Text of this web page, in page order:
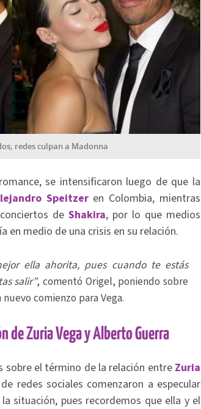
redes culpan a Madonna
se intensificaron luego de que la
Speitzeren Colombia, mientras
de Shakira, por lo que medios
en medio de una crisis en su relación.
ella ahorita, pues cuando te estás
salir”, comentó Origel, poniendo sobre
comienzo para Vega.
de Zuria Vega y Alberto Guerra
sobre el término de la relación entreZuria
redes sociales comenzaron a especular
situación, pues recordemos que ella y el